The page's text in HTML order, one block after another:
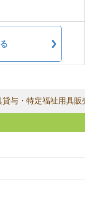
貸与・特定福祉用具販